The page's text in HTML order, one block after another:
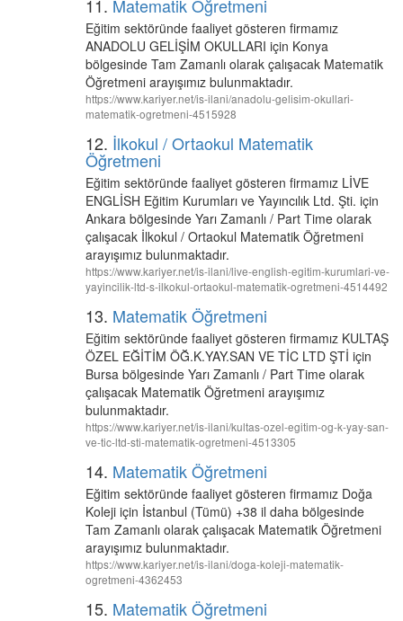
11. Matematik Öğretmeni
Eğitim sektöründe faaliyet gösteren firmamız
ANADOLU GELİŞİM OKULLARI için Konya
bölgesinde Tam Zamanlı olarak çalışacak Matematik
Öğretmeni arayışımız bulunmaktadır.
https://www.kariyer.net/is-ilani/anadolu-gelisim-okullari-
matematik-ogretmeni-4515928
12. İlkokul / Ortaokul Matematik
Öğretmeni
Eğitim sektöründe faaliyet gösteren firmamız LİVE
ENGLİSH Eğitim Kurumları ve Yayıncılık Ltd. Şti. için
Ankara bölgesinde Yarı Zamanlı / Part Time olarak
çalışacak İlkokul / Ortaokul Matematik Öğretmeni
arayışımız bulunmaktadır.
https://www.kariyer.net/is-ilani/live-english-egitim-kurumlari-ve-
yayincilik-ltd-s-ilkokul-ortaokul-matematik-ogretmeni-4514492
13. Matematik Öğretmeni
Eğitim sektöründe faaliyet gösteren firmamız KULTAŞ
ÖZEL EĞİTİM ÖĞ.K.YAY.SAN VE TİC LTD ŞTİ için
Bursa bölgesinde Yarı Zamanlı / Part Time olarak
çalışacak Matematik Öğretmeni arayışımız
bulunmaktadır.
https://www.kariyer.net/is-ilani/kultas-ozel-egitim-og-k-yay-san-
ve-tic-ltd-sti-matematik-ogretmeni-4513305
14. Matematik Öğretmeni
Eğitim sektöründe faaliyet gösteren firmamız Doğa
Koleji için İstanbul (Tümü) +38 il daha bölgesinde
Tam Zamanlı olarak çalışacak Matematik Öğretmeni
arayışımız bulunmaktadır.
https://www.kariyer.net/is-ilani/doga-koleji-matematik-
ogretmeni-4362453
15. Matematik Öğretmeni